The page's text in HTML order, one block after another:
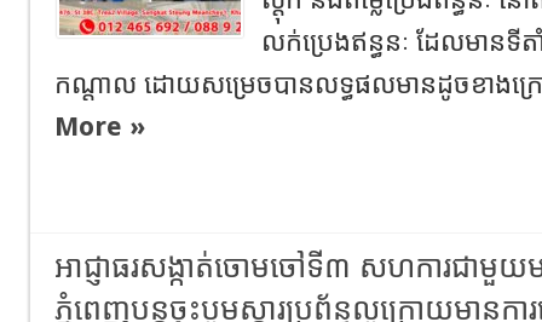
លក់ប្រេងឥន្ធនៈ ដែលមានទីត
កណ្តាល ដោយសម្រេចបានលទ្ធផលមានដូចខាងក្រ
More »
អាជ្ញាធរសង្កាត់ចោមចៅទី៣ សហការជាមួយម
ភ្នំពេញបន្តចុះបូមស្តារប្រព័ន្ធលូក្រោយមានកា